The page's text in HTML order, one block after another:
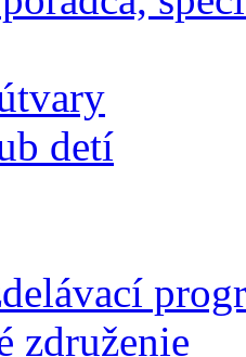
detí
združenie